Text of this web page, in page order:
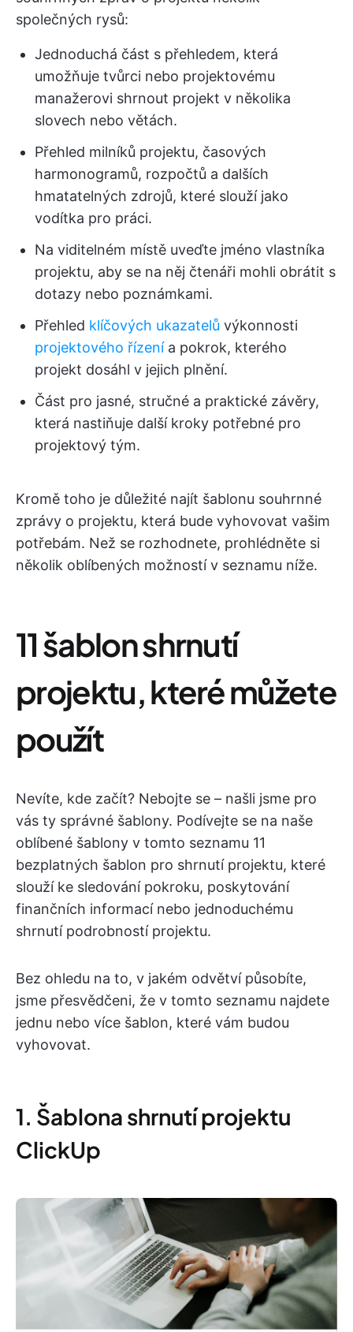
společných rysů:
Jednoduchá část s přehledem, která
umožňuje tvůrci nebo projektovému
manažerovi shrnout projekt v několika
slovech nebo větách.
Přehled milníků projektu, časových
harmonogramů, rozpočtů a dalších
hmatatelných zdrojů, které slouží jako
vodítka pro práci.
Na viditelném místě uveďte jméno vlastníka
projektu, aby se na něj čtenáři mohli obrátit s
dotazy nebo poznámkami.
Přehled klíčových ukazatelů výkonnosti
projektového řízenía pokrok, kterého
projekt dosáhl v jejich plnění.
Část pro jasné, stručné a praktické závěry,
která nastiňuje další kroky potřebné pro
projektový tým.
Kromě toho je důležité najít šablonu souhrnné
zprávy o projektu, která bude vyhovovat vašim
potřebám. Než se rozhodnete, prohlédněte si
několik oblíbených možností v seznamu níže.
11 šablon shrnutí
projektu, které můžete
použít
Nevíte, kde začít? Nebojte se – našli jsme pro
vás ty správné šablony. Podívejte se na naše
oblíbené šablony v tomto seznamu 11
bezplatných šablon pro shrnutí projektu, které
slouží ke sledování pokroku, poskytování
finančních informací nebo jednoduchému
shrnutí podrobností projektu.
Bez ohledu na to, v jakém odvětví působíte,
jsme přesvědčeni, že v tomto seznamu najdete
jednu nebo více šablon, které vám budou
vyhovovat.
1. Šablona shrnutí projektu
ClickUp